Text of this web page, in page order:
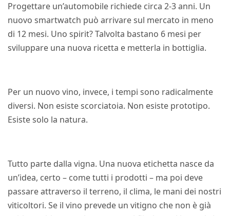
Progettare un’automobile richiede circa 2-3 anni. Un
nuovo smartwatch può arrivare sul mercato in meno
di 12 mesi. Uno spirit? Talvolta bastano 6 mesi per
sviluppare una nuova ricetta e metterla in bottiglia.
Per un nuovo vino, invece, i tempi sono radicalmente
diversi. Non esiste scorciatoia. Non esiste prototipo.
Esiste solo la natura.
Tutto parte dalla vigna. Una nuova etichetta nasce da
un’idea, certo – come tutti i prodotti – ma poi deve
passare attraverso il terreno, il clima, le mani dei nostri
viticoltori. Se il vino prevede un vitigno che non è già